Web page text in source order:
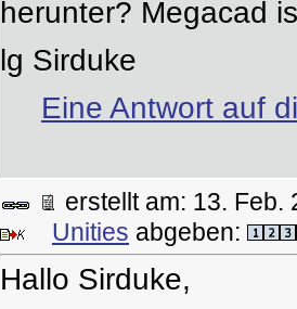
herunter? Megacad
lg Sirduke
Eine Antwort auf
erstellt am: 13.
Unities abgeben:
Hallo Sirduke,